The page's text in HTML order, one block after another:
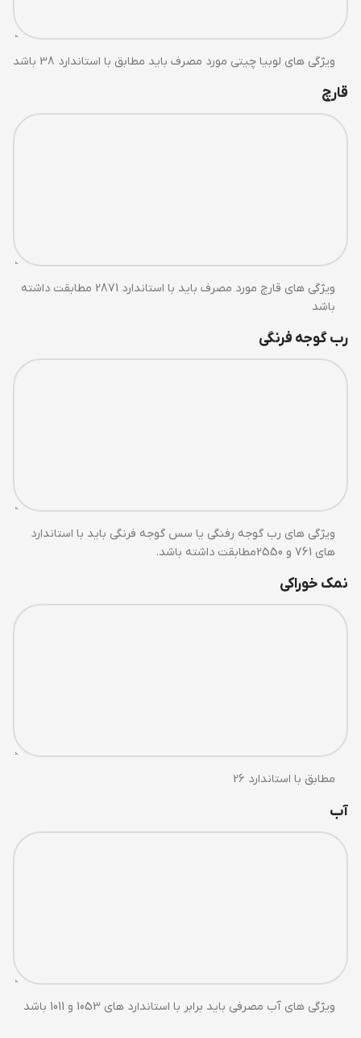
ویژگی های لوبیا چیتی مورد مصرف باید مطابق با استاندارد 38 باشد
قارچ
ویژگی های قارچ مورد مصرف باید با استاندارد 2871 مطابقت داشته
باشد
رب گوجه فرنگی
ویژگی های رب گوجه رفنگی یا سس گوجه فرنگی باید با استاندارد
های 761 و 2550مطابقت داشته باشد.
نمک خوراکی
مطابق با استاندارد 26
آب
ویژگی های آب مصرفی باید برابر با استاندارد های 1053 و 1011 باشد